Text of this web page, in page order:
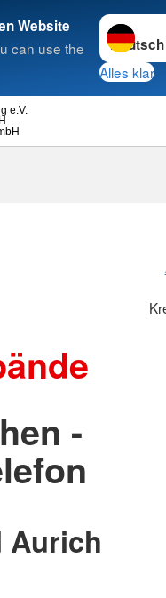
Website
can use the
Sprache
Alles klar
e.V.
Suche
-
Aurich